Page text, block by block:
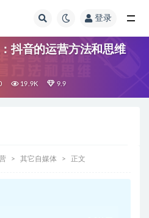
登录
抖音的运营方法和思维
19.9K 9.9
其它自媒体 正文